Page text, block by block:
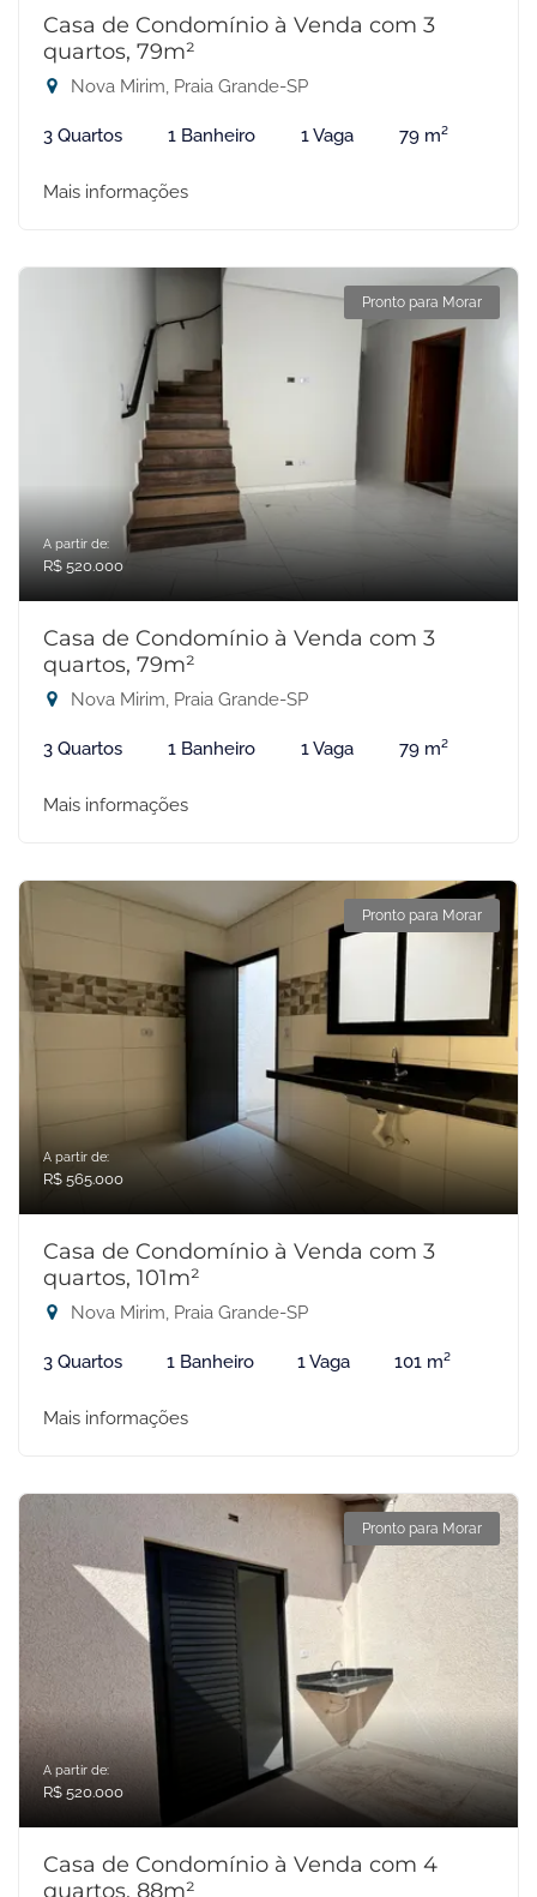
Casa de Condomínio à Venda com 3
quartos, 79m²
Nova Mirim, Praia Grande-SP
3 Quartos 1 Banheiro 1 Vaga 79 m²
Mais informações
Pronto para Morar
A partir de:
R$ 520.000
Casa de Condomínio à Venda com 3
quartos, 79m²
Nova Mirim, Praia Grande-SP
3 Quartos 1 Banheiro 1 Vaga 79 m²
Mais informações
Pronto para Morar
A partir de:
R$ 565.000
Casa de Condomínio à Venda com 3
quartos, 101m²
Nova Mirim, Praia Grande-SP
3 Quartos 1 Banheiro 1 Vaga 101 m²
Mais informações
Pronto para Morar
A partir de:
R$ 520.000
Casa de Condomínio à Venda com 4
quartos, 88m²